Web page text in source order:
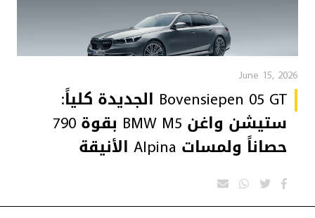
June 15, 2026
Bovensiepen 05 GT الجديدة كلياً:
ستيشن واغن BMW M5 بقوة 790
حصاناً ولمسات Alpina الأنيقة